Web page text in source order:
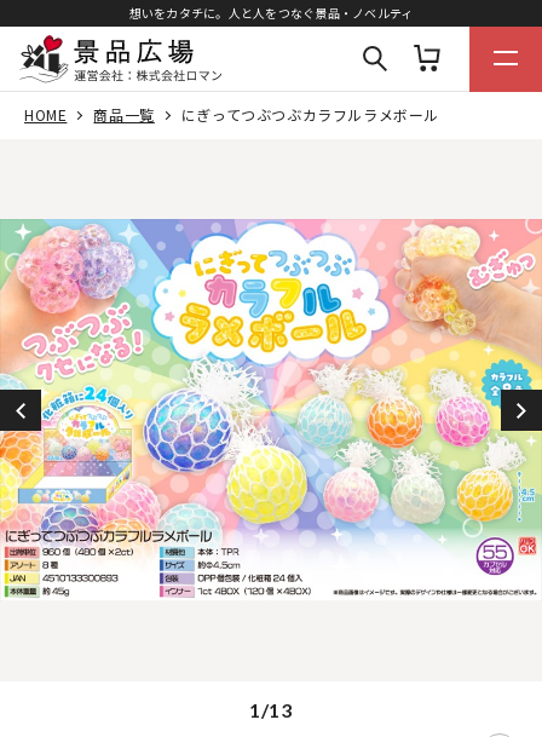
想いをカタチに。人と人をつなぐ景品・ノベルティ
HOME 商品一覧 にぎってつぶつぶカラフルラメボール
1/13